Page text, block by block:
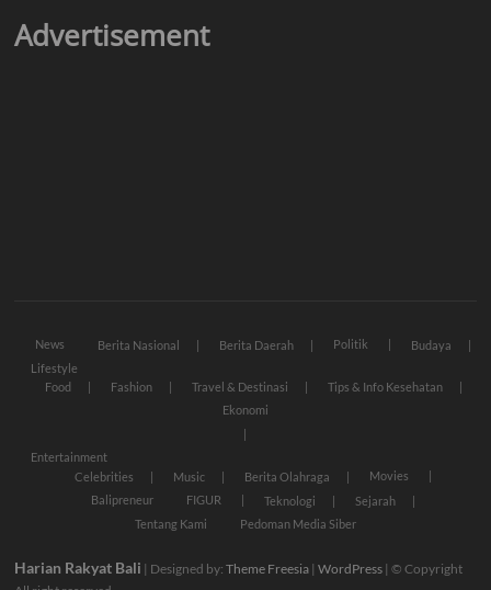
Advertisement
News Berita Nasional Berita Daerah Politik
Budaya
Lifestyle
Food
Fashion Travel & Destinasi
Tips & Info Kesehatan
Ekonomi
Entertainment
Celebrities
Music Berita Olahraga
Movies
Balipreneur
FIGUR Teknologi
Sejarah
Tentang Kami
Pedoman Media Siber
Harian Rakyat Bali | Designed by:Theme Freesia |WordPress | © Copyright